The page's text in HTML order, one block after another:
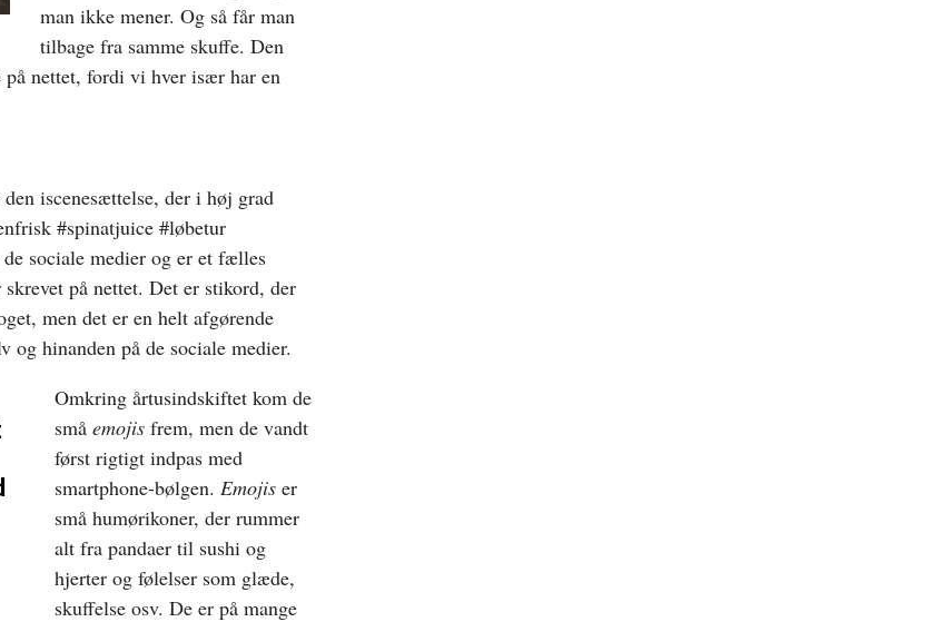
man ikke mener. Og så får man
tilbage fra samme skuffe. Den
på nettet, fordi vi hver især har en
iscenesættelse, der i høj grad
#spinatjuice #løbetur
sociale medier og er et fælles
på nettet. Det er stikord, der
men det er en helt afgørende
og hinanden på de sociale medier.
Omkring årtusindskiftet kom de
små emojis frem, men de vandt
først rigtigt indpas med
smartphone-bølgen. Emojis er
små humørikoner, der rummer
alt fra pandaer til sushi og
hjerter og følelser som glæde,
skuffelse osv. De er på mange